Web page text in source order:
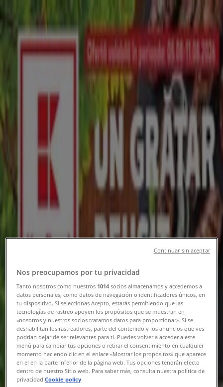
Sunteți aici:
Supermarket
Haine, Incaltaminte și
Electronice și electrocasnice Casă și
Materiale de Constructii și Bricolaj Frumusețe și
Sport Vacanța și Timp Liber Auto și
Restaurante
Kaufland supermarketuri
Constanța - Program , Telefoane &
Locatii
Tiendeo din Constanța
Oferte de Supermarket în Constanța»
Kaufland magazine în Constanța
Kaufland
Bd. Aurel Vlaicu, nr. 36, Constanța
1.3 km
Închis
Nos preocupamos por tu privacidad
Tanto nosotros como nuestros 1014 socios almacenamos y accedemos a
datos personales, como datos de navegación o identificadores únicos, en
tu dispositivo. Si seleccionas Acepto, estarás permitiendo que las
tecnologías de rastreo apoyen los propósitos que se muestran en
«nosotros y nuestros socios tratamos datos para proporcionar». Si se
deshabilitan los rastreadores, parte del contenido y los anuncios que ves
podrían dejar de ser relevantes para ti. Puedes volver a acceder a este
menú para cambiar tus opciones o retirar el consentimiento en cualquier
momento haciendo clic en el enlace «Mostrar los propósitos» que aparece
en el en la parte inferior de la página web. Tus opciones tendrán efecto
dentro de nuestro Sitio web. Para saber más, consulta nuestra política de
privacidad.Cookie policy
Continuar sin aceptar